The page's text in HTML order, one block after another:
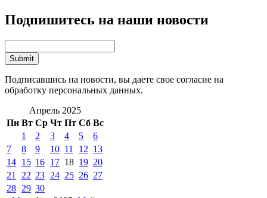
Подпишитесь на наши новости
Подписавшись на новости, вы даете свое согласие на
обработку персональных данных.
Апрель 2025
Пн Вт Ср Чт Пт Сб Вс
1
2 3 4 5
6
7
8 9 10 11 12 13
14 15 16 17 18 19 20
21
22 23 24 25 26 27
28 29 30